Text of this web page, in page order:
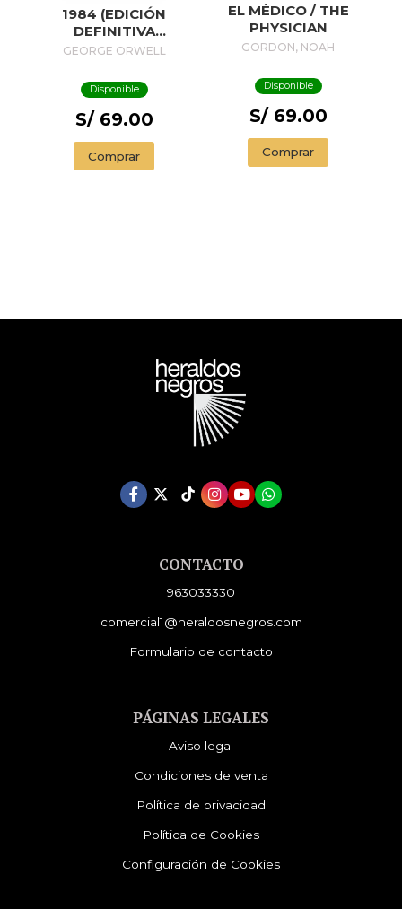
1984 (EDICIÓN
DEFINITIVA
AVALADA POR THE
(EDICIÓN ESPECIAL
LIMITADA CON
CANTOS
(EDITION
ENDORSED BY THE
GEORGE ORWELL
Disponible
S/ 69.00
Comprar
EL MÉDICO / THE
PHYSICIAN
GORDON, NOAH
Disponible
S/ 69.00
Comprar
CONTACTO
963033330
comercial1@heraldosnegros.com
Formulario de contacto
PÁGINAS LEGALES
Aviso legal
Condiciones de venta
Política de privacidad
Política de Cookies
Configuración de Cookies